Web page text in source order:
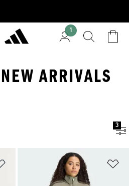
1
ARRIVALS
3
Dodaj do listy życzeń